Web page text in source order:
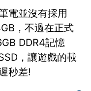
電並沒有採用
，不過在正式
DDR4記憶
，讓遊戲的載
秒差!